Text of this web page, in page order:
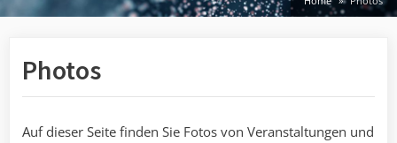
Photos
Auf dieser Seite finden Sie Fotos von Veranstaltungen und